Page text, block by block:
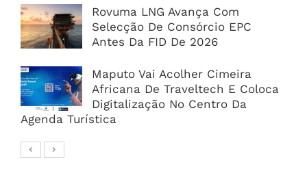
Rovuma LNG Avança Com
Selecção De Consórcio EPC
Antes Da FID De 2026
Maputo Vai Acolher Cimeira
Africana De Traveltech E Coloca
Digitalização No Centro Da
Agenda Turística